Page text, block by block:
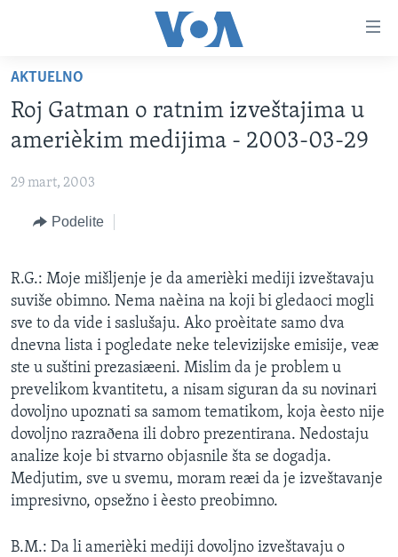
glavni
sadržaj
na
glavnu
RUBRIKE
BALKAN
GLOBALNE TEME
NAUKA I TEHNOLOGIJA
MEDICINA
KULTURA
DRUŠTVO
SPORT
INTERVJU
OTVORENI STUDIO
IZ AMERIKE
Jezici
AKTUELNO
Roj Gatman o ratnim izveštajima u
amerièkim medijima - 2003-03-29
29 mart, 2003
Podelite
R.G.: Moje mišljenje je da amerièki mediji izveštavaju
suviše obimno. Nema naèina na koji bi gledaoci mogli
sve to da vide i saslušaju. Ako proèitate samo dva
dnevna lista i pogledate neke televizijske emisije, veæ
ste u suštini prezasiæeni. Mislim da je problem u
prevelikom kvantitetu, a nisam siguran da su novinari
dovoljno upoznati sa samom tematikom, koja èesto nije
dovoljno razraðena ili dobro prezentirana. Nedostaju
analize koje bi stvarno objasnile šta se dogadja.
Medjutim, sve u svemu, moram reæi da je izveštavanje
impresivno, opsežno i èesto preobimno.
B.M.: Da li amerièki mediji dovoljno izveštavaju o